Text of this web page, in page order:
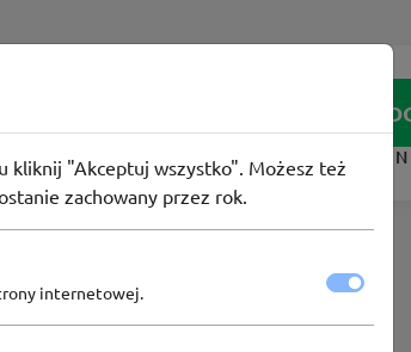
IDŹ
KUPON
kliknij "Akceptuj wszystko". Możesz też
zachowany przez rok.
internetowej.